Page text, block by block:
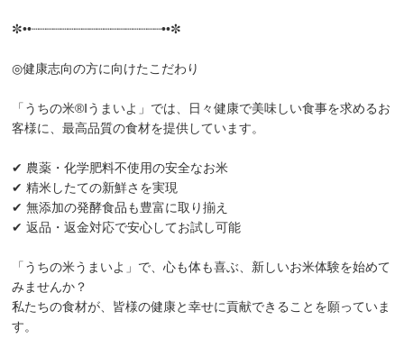
✼••┈┈┈┈┈┈┈┈┈┈┈┈┈┈┈┈┈┈••✼
◎健康志向の方に向けたこだわり
「うちの米®Ⅰうまいよ」では、日々健康で美味しい食事を求めるお
客様に、最高品質の食材を提供しています。
✔ 農薬・化学肥料不使用の安全なお米
✔ 精米したての新鮮さを実現
✔ 無添加の発酵食品も豊富に取り揃え
✔ 返品・返金対応で安心してお試し可能
「うちの米うまいよ」で、心も体も喜ぶ、新しいお米体験を始めて
みませんか？
私たちの食材が、皆様の健康と幸せに貢献できることを願っていま
す。